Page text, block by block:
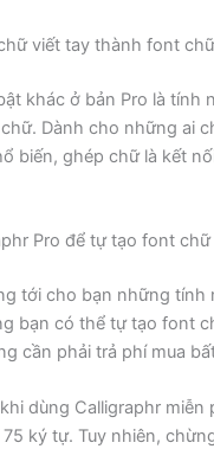
khác ở bản Pro là tính
Dành cho những ai
biến, ghép chữ là kết
Pro để tự tạo font chữ
tới cho bạn những tính
bạn có thể tự tạo font
cần phải trả phí mua
dùng Calligraphr miễn
ký tự. Tuy nhiên,